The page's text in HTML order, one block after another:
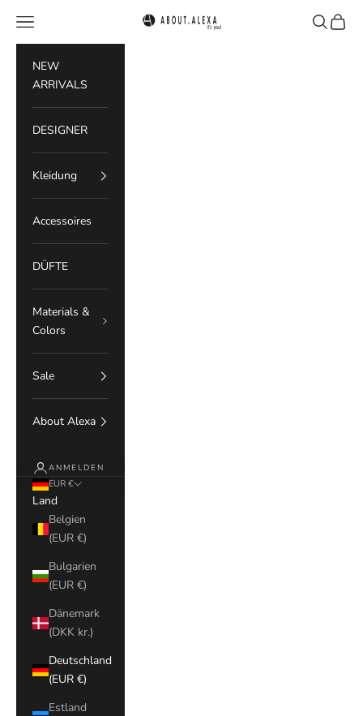
ABOUT.ALEXA
Menü Suchen
NEW
ARRIVALS
DESIGNER
Kleidung
Accessoires
DÜFTE
Materials &
Colors
Sale
About Alexa
ANMELDEN
EUR €
Land
Belgien
(EUR €)
Bulgarien
(EUR €)
Dänemark
(DKK kr.)
Deutschland
(EUR €)
Estland